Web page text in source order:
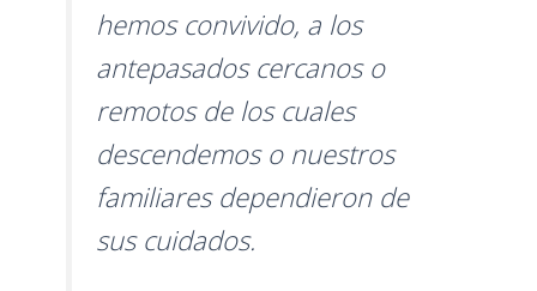
hemos convivido, a los
antepasados cercanos o
remotos de los cuales
descendemos o nuestros
familiares dependieron de
sus cuidados.